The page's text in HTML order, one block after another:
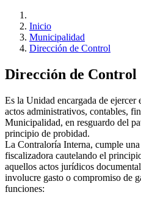
Inicio
Municipalidad
Dirección de Control
Dirección de Control
Es la Unidad encargada de
actos administrativos, contables,
Municipalidad, en resguardo del
principio de probidad.
La Contraloría Interna, cumple
fiscalizadora cautelando el
aquellos actos jurídicos
involucre gasto o compromiso de
funciones: